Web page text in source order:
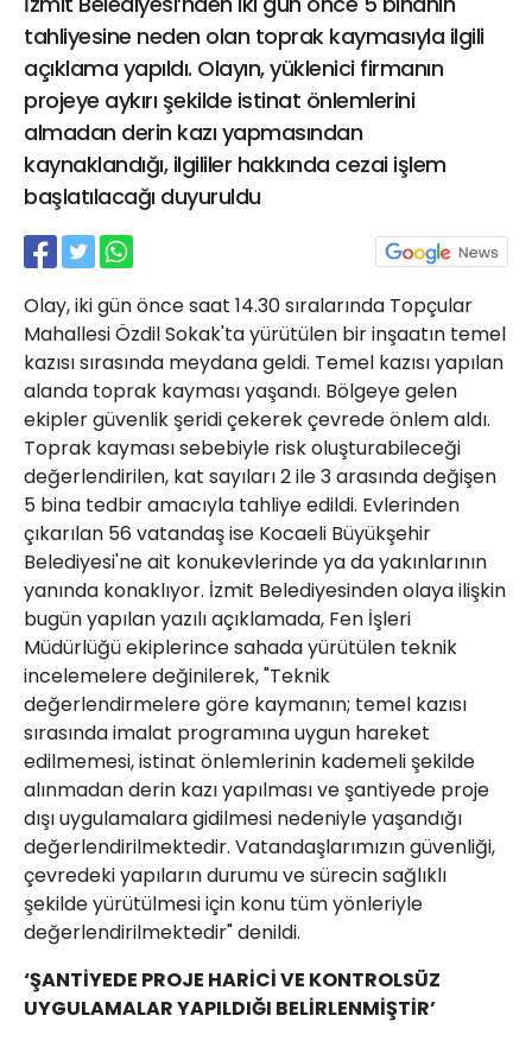
tahliyesine neden olan toprak kaymasıyla ilgili
açıklama yapıldı. Olayın, yüklenici firmanın
projeye aykırı şekilde istinat önlemlerini
almadan derin kazı yapmasından
kaynaklandığı, ilgililer hakkında cezai işlem
başlatılacağı duyuruldu
Olay, iki gün önce saat 14.30 sıralarında Topçular
Mahallesi Özdil Sokak'ta yürütülen bir inşaatın temel
kazısı sırasında meydana geldi. Temel kazısı yapılan
alanda toprak kayması yaşandı. Bölgeye gelen
ekipler güvenlik şeridi çekerek çevrede önlem aldı.
Toprak kayması sebebiyle risk oluşturabileceği
değerlendirilen, kat sayıları 2 ile 3 arasında değişen
5 bina tedbir amacıyla tahliye edildi. Evlerinden
çıkarılan 56 vatandaş ise Kocaeli Büyükşehir
Belediyesi'ne ait konukevlerinde ya da yakınlarının
yanında konaklıyor. İzmit Belediyesinden olaya ilişkin
bugün yapılan yazılı açıklamada, Fen İşleri
Müdürlüğü ekiplerince sahada yürütülen teknik
incelemelere değinilerek, "Teknik
değerlendirmelere göre kaymanın; temel kazısı
sırasında imalat programına uygun hareket
edilmemesi, istinat önlemlerinin kademeli şekilde
alınmadan derin kazı yapılması ve şantiyede proje
dışı uygulamalara gidilmesi nedeniyle yaşandığı
değerlendirilmektedir. Vatandaşlarımızın güvenliği,
çevredeki yapıların durumu ve sürecin sağlıklı
şekilde yürütülmesi için konu tüm yönleriyle
değerlendirilmektedir" denildi.
‘ŞANTİYEDE PROJE HARİCİ VE KONTROLSÜZ
UYGULAMALAR YAPILDIĞI BELİRLENMİŞTİR’
21 Gölcük
02624132333
haber@golcukpostasi.com